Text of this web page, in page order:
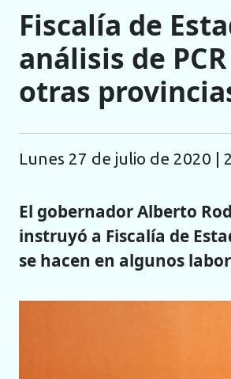
Fiscalía de
análisis de
otras
lunes 27 de julio de 2020 |
El gobernador Alberto
instruyó a Fiscalía de
se hacen en algunos